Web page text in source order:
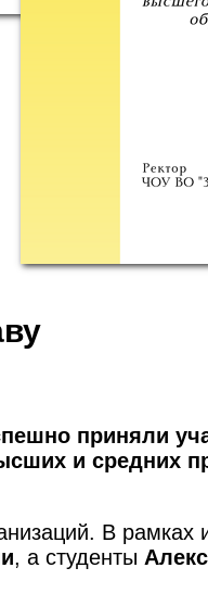
приняли
и средних
В рамках
, а студенты